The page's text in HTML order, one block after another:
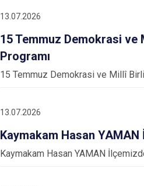
Beydağ
Çeşme
Çiğli
13.07.2026
15 Temmuz Demokrasi ve
Programı
15 Temmuz Demokrasi ve Millî
13.07.2026
Kaymakam Hasan
Kaymakam Hasan YAMAN